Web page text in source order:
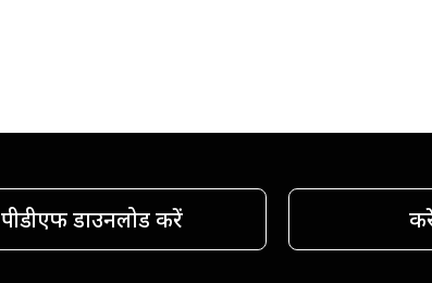
पीडीएफ डाउनलोड करें